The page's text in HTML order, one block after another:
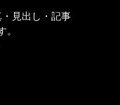
見出し・記事
。